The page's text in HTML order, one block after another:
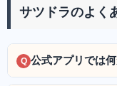
サツドラのよく
Q 公式アプリでは